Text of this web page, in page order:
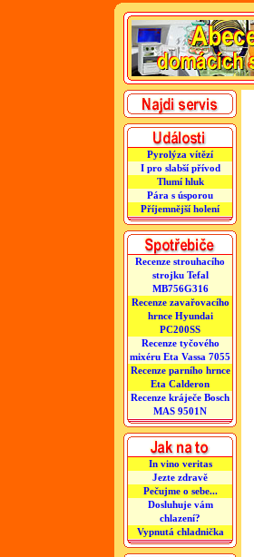
Pyrolýza vítězí
I pro slabší přívod
Tlumí hluk
Pára s úsporou
Příjemnější holení
Recenze strouhacího
strojku Tefal
MB756G316
Recenze zavařovacího
hrnce Hyundai
PC200SS
Recenze tyčového
mixéru Eta Vassa 7055
Recenze parního hrnce
Eta Calderon
Recenze kráječe Bosch
MAS 9501N
In vino veritas
Jezte zdravě
Pečujme o sebe...
Dosluhuje vám
chlazení?
Vypnutá chladnička